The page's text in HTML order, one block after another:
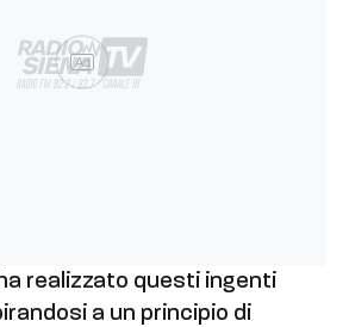
Ad
realizzato questi ingenti
a un principio di